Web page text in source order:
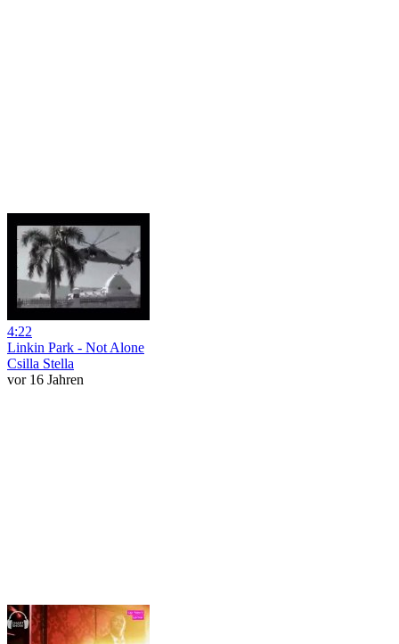
4:22
Linkin Park - Not Alone
Csilla Stella
vor 16 Jahren